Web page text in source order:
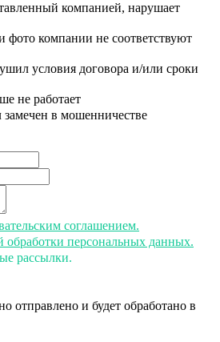
компанией, нарушает
фото компании не соответствуют
условия договора и/или сроки
не работает
в мошенничестве
соглашением.
обработки персональных данных.
рассылки.
отправлено и будет обработано в